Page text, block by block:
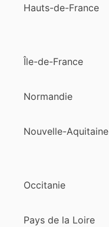
Hauts-de-France
Île-de-France
Normandie
Nouvelle-Aquitaine
Occitanie
Pays de la Loire